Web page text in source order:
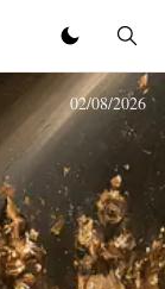
02/08/2026